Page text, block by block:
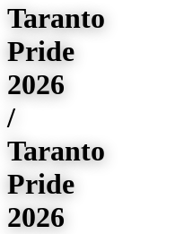
Taranto
Pride
2026
/
Taranto
Pride
2026